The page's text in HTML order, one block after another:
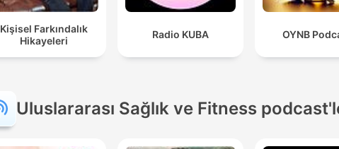
Kişisel Farkındalık
Hikayeleri
Radio KUBA OYNB
Uluslararası Sağlık ve Fitness